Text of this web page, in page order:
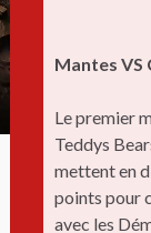
Mantes VS
Le premier
Teddys
mettent en
points pour
avec les